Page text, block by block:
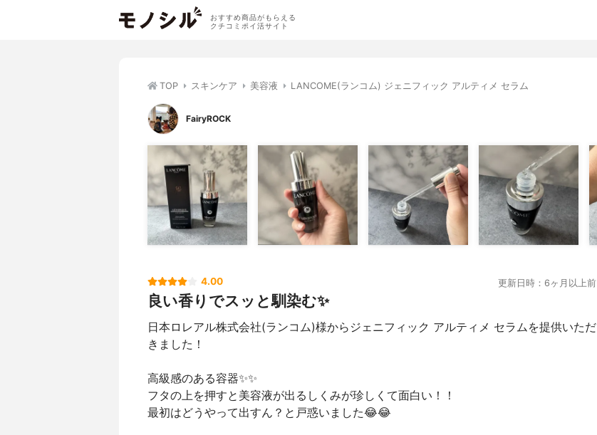
おすすめ商品がもらえる
クチコミポイ活サイト
TOP スキンケア 美容液 LANCOME(ランコム) ジェニフィック アルティメ セラム
FairyROCK
4.00 更新日時：6ヶ月以上前
良い香りでスッと馴染む✨
日本ロレアル株式会社(ランコム)様からジェニフィック アルティメ セラムを提供いただ
きました！
高級感のある容器✨✨
フタの上を押すと美容液が出るしくみが珍しくて面白い！！
最初はどうやって出すん？と戸惑いました😂😂